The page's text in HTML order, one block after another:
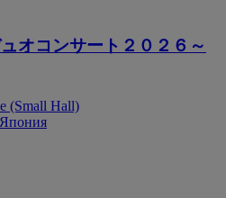
オコンサート２０２６～
(Small Hall)